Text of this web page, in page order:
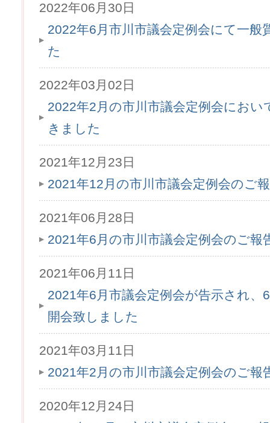
2022年06月30日
2022年6月市川市議会定例会にて一般
た
2022年03月02日
2022年2月の市川市議会定例会におい
きました
2021年12月23日
2021年12月の市川市議会定例会のご
2021年06月28日
2021年6月の市川市議会定例会のご報
2021年06月11日
2021年6月市議会定例会が告示され、
開会致しました
2021年03月11日
2021年2月の市川市議会定例会のご報
2020年12月24日